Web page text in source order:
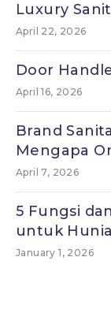
Luxury
April 22, 2026
Door
April 16, 2026
Brand
Mengapa
April 7, 2026
5 Fungsi
untuk
January 1, 2026